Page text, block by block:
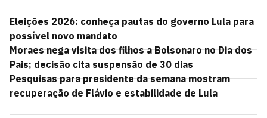
Eleições 2026: conheça pautas do governo Lula para
possível novo mandato
Moraes nega visita dos filhos a Bolsonaro no Dia dos
Pais; decisão cita suspensão de 30 dias
Pesquisas para presidente da semana mostram
recuperação de Flávio e estabilidade de Lula